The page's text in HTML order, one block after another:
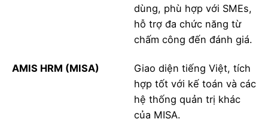
dùng, phù hợp với SMEs,
hỗ trợ đa chức năng từ
chấm công đến đánh giá.
AMIS HRM (MISA)
Giao diện tiếng Việt, tích
hợp tốt với kế toán và các
hệ thống quản trị khác
của MISA.